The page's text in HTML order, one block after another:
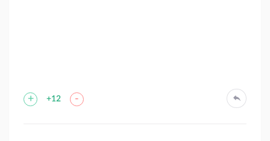
+ +12 -